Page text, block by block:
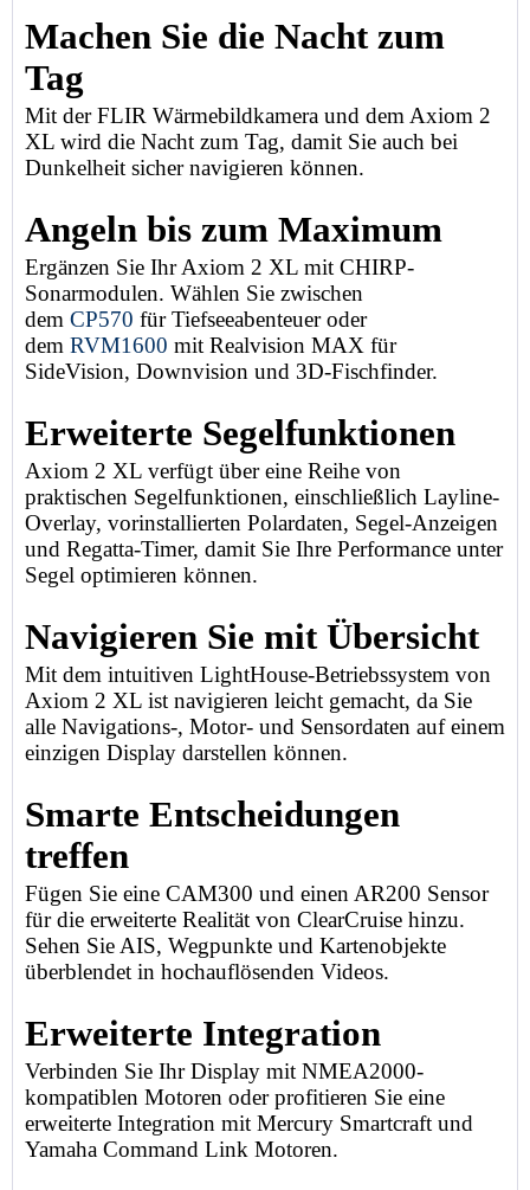
Machen Sie die Nacht zum
Tag
Mit der FLIR Wärmebildkamera und dem Axiom 2
XL wird die Nacht zum Tag, damit Sie auch bei
Dunkelheit sicher navigieren können.
Angeln bis zum Maximum
Ergänzen Sie Ihr Axiom 2 XL mit CHIRP-
Sonarmodulen. Wählen Sie zwischen
dem CP570 für Tiefseeabenteuer oder
dem RVM1600 mit Realvision MAX für
SideVision, Downvision und 3D-Fischfinder.
Erweiterte Segelfunktionen
Axiom 2 XL verfügt über eine Reihe von
praktischen Segelfunktionen, einschließlich Layline-
Overlay, vorinstallierten Polardaten, Segel-Anzeigen
und Regatta-Timer, damit Sie Ihre Performance unter
Segel optimieren können.
Navigieren Sie mit Übersicht
Mit dem intuitiven LightHouse-Betriebssystem von
Axiom 2 XL ist navigieren leicht gemacht, da Sie
alle Navigations-, Motor- und Sensordaten auf einem
einzigen Display darstellen können.
Smarte Entscheidungen
treffen
Fügen Sie eine CAM300 und einen AR200 Sensor
für die erweiterte Realität von ClearCruise hinzu.
Sehen Sie AIS, Wegpunkte und Kartenobjekte
überblendet in hochauflösenden Videos.
Erweiterte Integration
Verbinden Sie Ihr Display mit NMEA2000-
kompatiblen Motoren oder profitieren Sie eine
erweiterte Integration mit Mercury Smartcraft und
Yamaha Command Link Motoren.